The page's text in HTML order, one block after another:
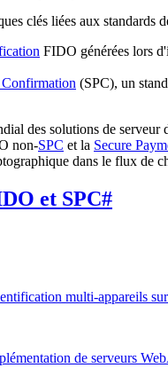
clés liées aux
FIDO générées lors
Confirmation (SPC), un
des solutions de
non-SPC et la Secure
dans le flux de
et SPC#
multi-appareils
de serveurs